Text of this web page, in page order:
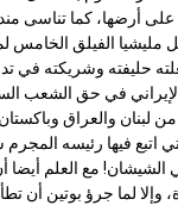
على أرضها، كما تناسى
مليشيا الفيلق الخامس
حليفته وشريكته في
في حق الشعب
والعراق وباكستان
اتبع فيها رئيسه
الشيشان! مع العلم
وإلا لما جرؤ بوتين أن